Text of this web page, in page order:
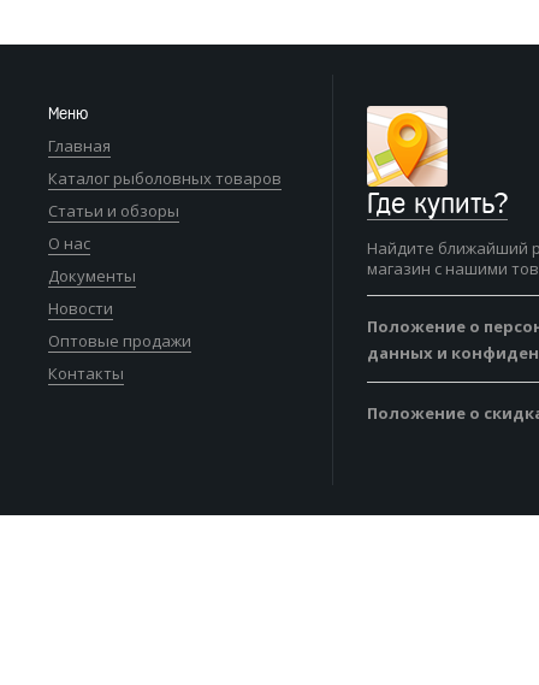
Меню
Главная
Каталог рыболовных товаров
Статьи и обзоры
О нас
Документы
Новости
Оптовые продажи
Контакты
Где купить?
Найдите ближайший
магазин с нашими
Положение о
данных и
Положение о